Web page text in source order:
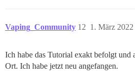
Vaping_Community 1. März
12
Ich habe das Tutorial exakt befolgt und
Ort. Ich habe jetzt neu angefangen.